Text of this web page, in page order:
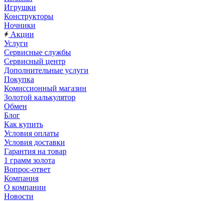
Игрушки
Конструкторы
Ночники
Акции
Услуги
Сервисные службы
Сервисный центр
Дополнительные услуги
Покупка
Комиссионный магазин
Золотой калькулятор
Обмен
Блог
Как купить
Условия оплаты
Условия доставки
Гарантия на товар
1 грамм золота
Вопрос-ответ
Компания
О компании
Новости